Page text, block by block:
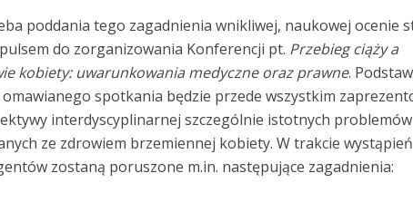
poddania tego zagadnienia wnikliwej, naukowej ocenie
do zorganizowania Konferencji pt. Przebieg ciąży a
kobiety: uwarunkowania medyczne oraz prawne.
omawianego spotkania będzie przede wszystkim
interdyscyplinarnej szczególnie istotnych problemów
ze zdrowiem brzemiennej kobiety. W trakcie wystąpień
zostaną poruszone m.in. następujące zagadnienia: